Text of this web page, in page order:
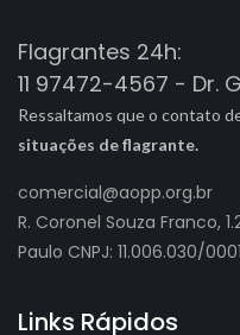
Flagrantes 24h:
11 97472-4567 - Dr.
Ressaltamos que o contato
situações de flagrante.
comercial@aopp.org.br
R. Coronel Souza Franco,
Paulo CNPJ: 11.006.030/
Links Rápidos